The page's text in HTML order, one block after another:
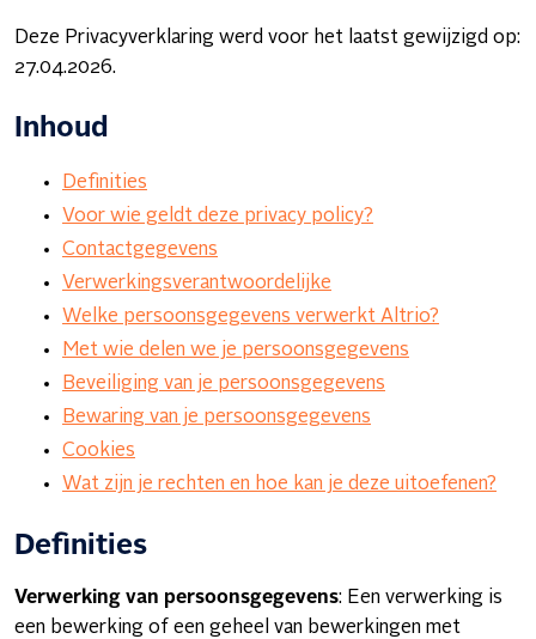
Deze Privacyverklaring werd voor het laatst gewijzigd op:
27.04.2026.
Inhoud
Definities
Voor wie geldt deze privacy policy?
Contactgegevens
Verwerkingsverantwoordelijke
Welke persoonsgegevens verwerkt Altrio?
Met wie delen we je persoonsgegevens
Beveiliging van je persoonsgegevens
Bewaring van je persoonsgegevens
Cookies
Wat zijn je rechten en hoe kan je deze uitoefenen?
Definities
Verwerking van persoonsgegevens: Een verwerking is
een bewerking of een geheel van bewerkingen met